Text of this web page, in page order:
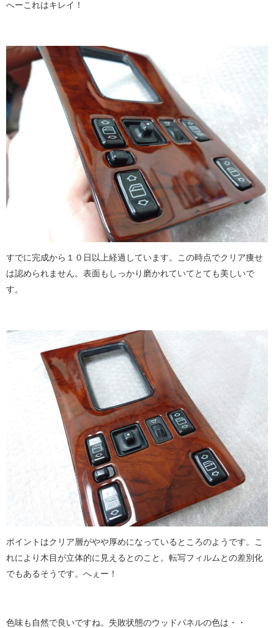
へーこれはキレイ！
すでに完成から１０日以上経過しています。この時点でクリア痩せ
は認められません。表面もしっかり磨かれていてとても美しいで
す。
ポイントはクリア層がやや厚めになっているところのようです。こ
れにより木目が立体的に見えるとのこと。転写フィルムとの差別化
でもあるそうです。へぇー！
色味も自然で良いですね。失敗状態のウッドパネルの色は・・